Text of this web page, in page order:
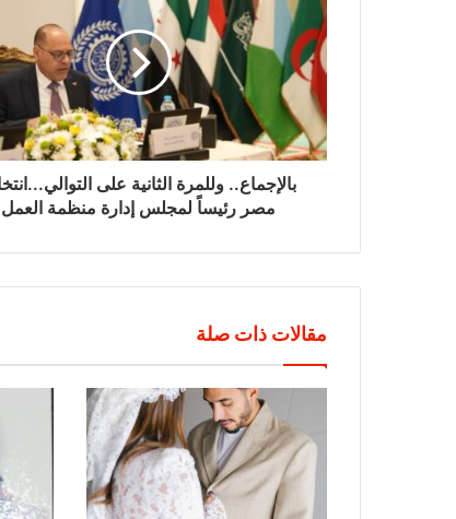
بالإجماع.. وللمرة الثانية على
مصر رئيساً لمجلس إدارة منظمة العمل
مقالات ذات صلة